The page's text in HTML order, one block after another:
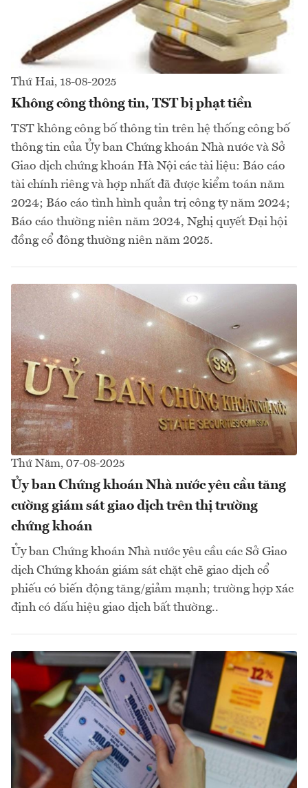
Thứ Hai, 18-08-2025
Không công thông tin, TST bị phạt tiền
TST không công bố thông tin trên hệ thống công bố
thông tin của Ủy ban Chứng khoán Nhà nước và Sở
Giao dịch chứng khoán Hà Nội các tài liệu: Báo cáo
tài chính riêng và hợp nhất đã được kiểm toán năm
2024; Báo cáo tình hình quản trị công ty năm 2024;
Báo cáo thường niên năm 2024, Nghị quyết Đại hội
đồng cổ đông thường niên năm 2025.
Thứ Năm, 07-08-2025
Ủy ban Chứng khoán Nhà nước yêu cầu tăng
cường giám sát giao dịch trên thị trường
chứng khoán
Ủy ban Chứng khoán Nhà nước yêu cầu các Sở Giao
dịch Chứng khoán giám sát chặt chẽ giao dịch cổ
phiếu có biến động tăng/giảm mạnh; trường hợp xác
định có dấu hiệu giao dịch bất thường..